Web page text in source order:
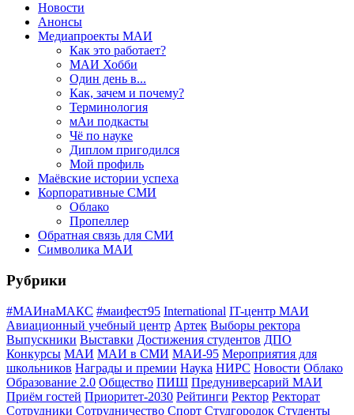
Новости
Анонсы
Медиапроекты МАИ
Как это работает?
МАИ Хобби
Один день в...
Как, зачем и почему?
Терминология
мАи подкасты
Чё по науке
Диплом пригодился
Мой профиль
Маёвские истории успеха
Корпоративные СМИ
Облако
Пропеллер
Обратная связь для СМИ
Символика МАИ
Рубрики
#МАИнаМАКС #маифест95 International IT-центр МАИ
Авиационный учебный центр Артек Выборы ректора
Выпускники Выставки Достижения студентов ДПО
Конкурсы МАИ МАИ в СМИ МАИ-95 Мероприятия для
школьников Награды и премии Наука НИРС Новости Облако
Образование 2.0 Общество ПИШ Предуниверсарий МАИ
Приём гостей Приоритет-2030 Рейтинги Ректор Ректорат
Сотрудники Сотрудничество Спорт Студгородок Студенты